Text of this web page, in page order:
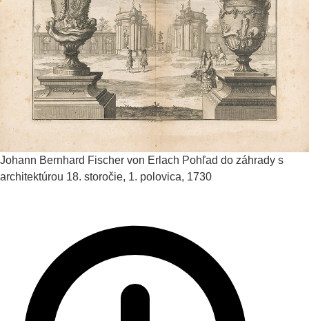
Johann Bernhard Fischer von Erlach Pohľad do záhrady s
architektúrou 18. storočie, 1. polovica, 1730